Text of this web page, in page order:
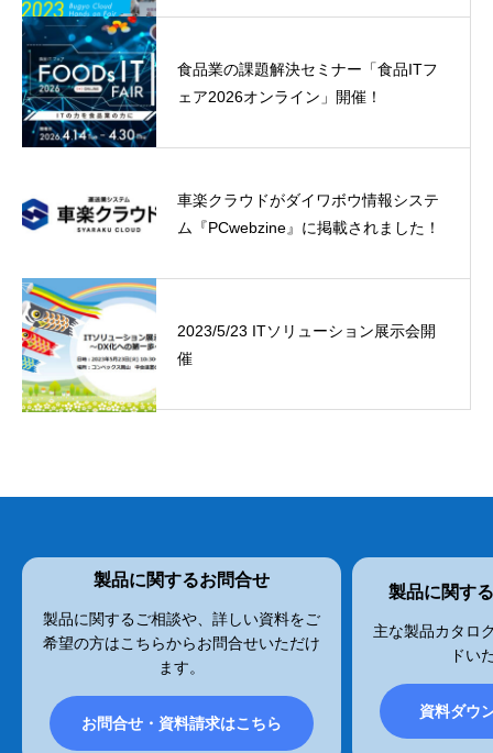
食品業の課題解決セミナー「食品ITフ
ェア2026オンライン」開催！
車楽クラウドがダイワボウ情報システ
ム『PCwebzine』に掲載されました！
2023/5/23 ITソリューション展示会開
催
製品に関するお問合せ
製品に関するご相談や、詳しい資料をご
希望の方はこちらからお問合せいただけ
ます。
お問合せ・資料請求はこちら
製品に関す
主な製品カタロ
ドい
資料ダウ